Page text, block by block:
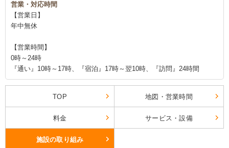
営業・対応時間
【営業日】
年中無休
【営業時間】
0時～24時
『通い』10時～17時、『宿泊』17時～翌10時、『訪問』24時間
TOP 地図・営業時間
料金 サービス・設備
施設の取り組み